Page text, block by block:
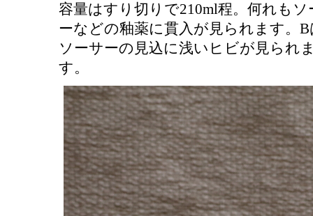
容量はすり切りで210ml程。何れもソ
ーなどの釉薬に貫入が見られます。B
ソーサーの見込に浅いヒビが見られ
す。